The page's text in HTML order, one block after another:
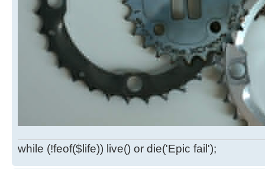
while (!feof($life)) live() or die('Epic fail');